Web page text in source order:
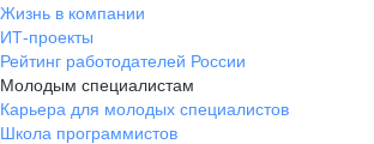
Жизнь в компании
ИТ-проекты
Рейтинг работодателей России
Молодым специалистам
Карьера для молодых специалистов
Школа программистов